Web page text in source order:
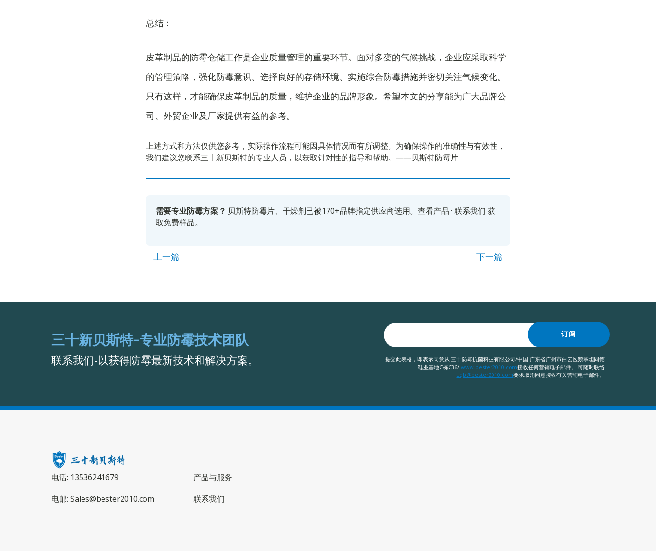
总结：
皮革制品的防霉仓储工作是企业质量管理的重要环节。面对多变的气候挑战，企业应采取科学
的管理策略，强化防霉意识、选择良好的存储环境、实施综合防霉措施并密切关注气候变化。
只有这样，才能确保皮革制品的质量，维护企业的品牌形象。希望本文的分享能为广大品牌公
司、外贸企业及厂家提供有益的参考。
上述方式和方法仅供您参考，实际操作流程可能因具体情况而有所调整。为确保操作的准确性与有效性，
我们建议您联系三十新贝斯特的专业人员，以获取针对性的指导和帮助。——贝斯特防霉片
需要专业防霉方案？ 贝斯特防霉片、干燥剂已被170+品牌指定供应商选用。 查看产品 · 联系我们 获
取免费样品。
上一篇 下一篇
三十新贝斯特-专业防霉技术团队
联系我们-以获得防霉最新技术和解决方案。
订阅
提交此表格，即表示同意从 三十防霉抗菌科技有限公司/中国 广东省广州市白云区鹅掌坦同德
鞋业基地C栋C36/www.bester2010.com接收任何营销电子邮件。 可随时联络
Lqb@bester2010.com要求取消同意接收有关营销电子邮件。
电话: 13536241679
电邮: Sales@bester2010.com
产品与服务
联系我们